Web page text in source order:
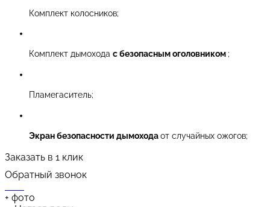
Комплект колосников;
Комплект дымохода с безопасным оголовником ;
Пламегаситель;
Экран безопасности дымоходаот случайных ожогов;
Заказать в 1 клик
Обратный звонок
+ фото